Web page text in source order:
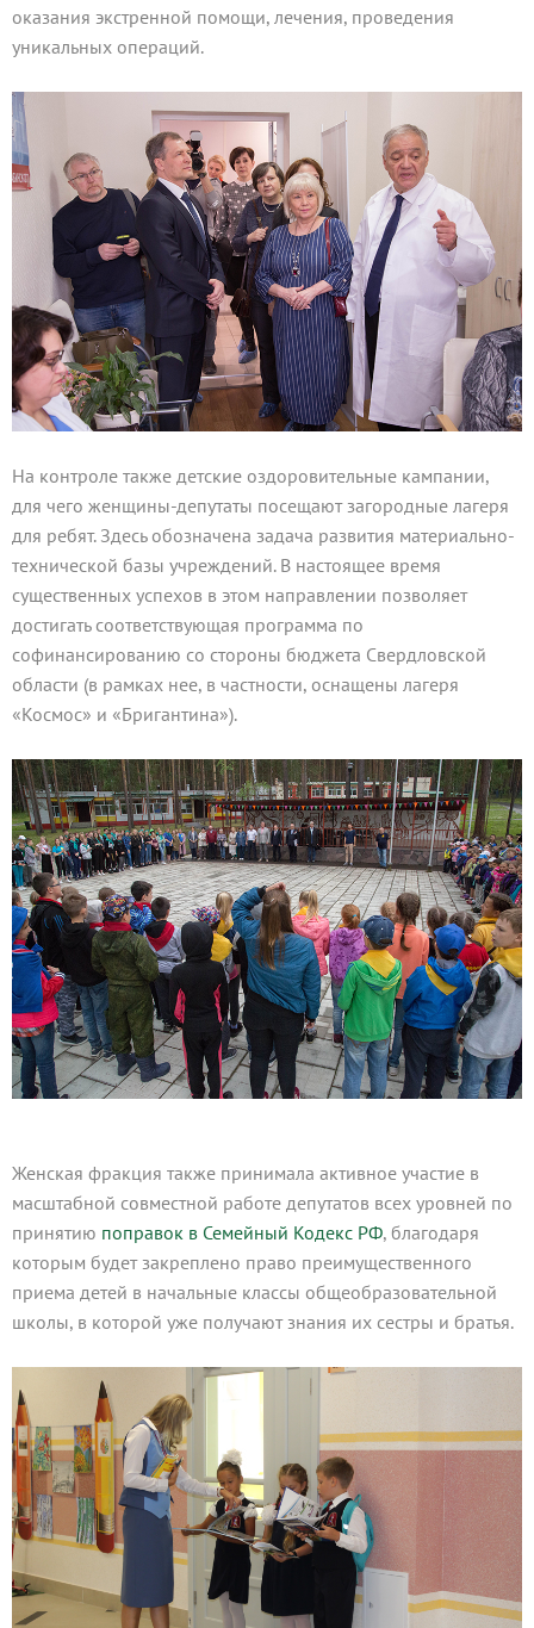
оказания экстренной помощи, лечения, проведения
уникальных операций.
На контроле также детские оздоровительные кампании,
для чего женщины-депутаты посещают загородные лагеря
для ребят. Здесь обозначена задача развития материально-
технической базы учреждений. В настоящее время
существенных успехов в этом направлении позволяет
достигать соответствующая программа по
софинансированию со стороны бюджета Свердловской
области (в рамках нее, в частности, оснащены лагеря
«Космос» и «Бригантина»).
Женская фракция также принимала активное участие в
масштабной совместной работе депутатов всех уровней по
принятию поправок в Семейный Кодекс РФ, благодаря
которым будет закреплено право преимущественного
приема детей в начальные классы общеобразовательной
школы, в которой уже получают знания их сестры и братья.